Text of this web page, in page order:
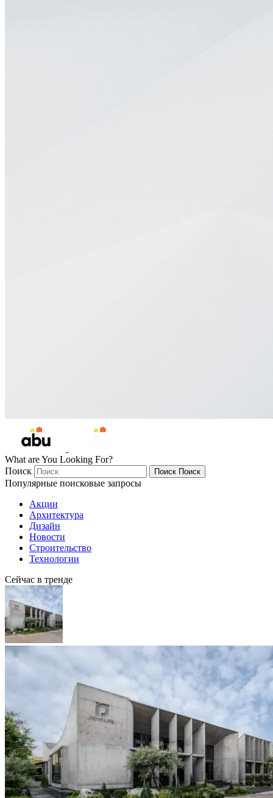
What are You Looking For?
Поиск
Поиск Поиск
Популярные поисковые запросы
Акции
Архитектура
Дизайн
Новости
Строительство
Технологии
Сейчас в тренде